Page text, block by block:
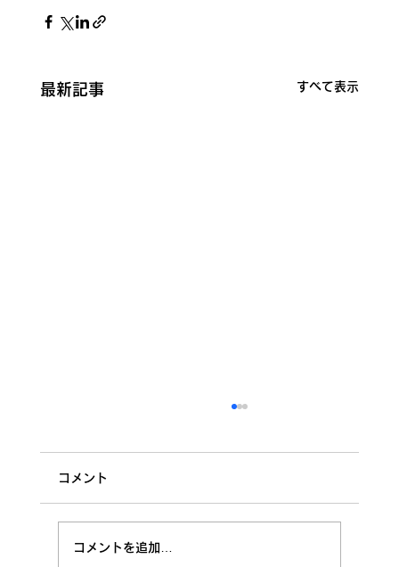
最新記事 すべて表示
「2026年度東京都春季ミニラグビー交流大会
全体の流れとあわせ、スクールとしての集合時
コメント
コメントを追加…